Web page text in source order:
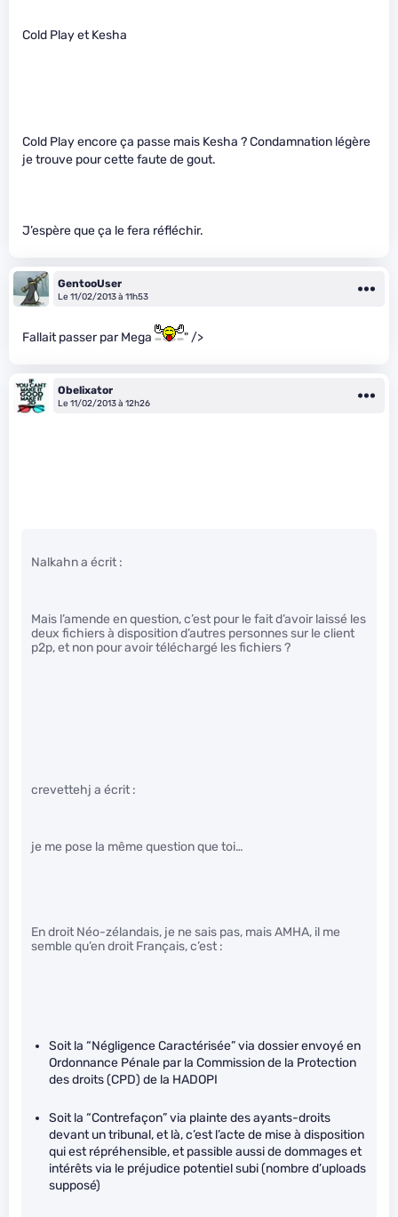
Cold Play et Kesha
Cold Play encore ça passe mais Kesha ? Condamnation légère
je trouve pour cette faute de gout.
J’espère que ça le fera réfléchir.
GentooUser
Le 11/02/2013 à 11h53
Fallait passer par Mega " />
Obelixator
Le 11/02/2013 à 12h26
Nalkahn a écrit :
Mais l’amende en question, c’est pour le fait d’avoir laissé les
deux fichiers à disposition d’autres personnes sur le client
p2p, et non pour avoir téléchargé les fichiers ?
crevettehj a écrit :
je me pose la même question que toi…
En droit Néo-zélandais, je ne sais pas, mais AMHA, il me
semble qu’en droit Français, c’est :
Soit la “Négligence Caractérisée” via dossier envoyé en
Ordonnance Pénale par la Commission de la Protection
des droits (CPD) de la HADOPI
Soit la “Contrefaçon” via plainte des ayants-droits
devant un tribunal, et là, c’est l’acte de mise à disposition
qui est répréhensible, et passible aussi de dommages et
intérêts via le préjudice potentiel subi (nombre d’uploads
supposé)